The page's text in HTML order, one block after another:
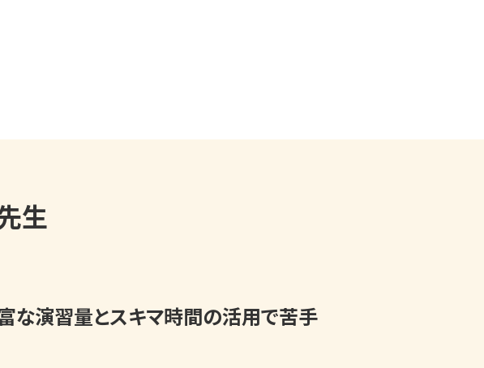
生
な演習量とスキマ時間の活用で苦手